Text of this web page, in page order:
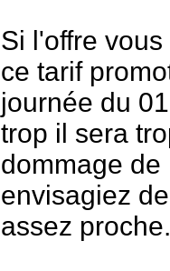
Si l'offre
ce tarif
journée du
trop il sera
dommage de
envisagiez
assez proche.